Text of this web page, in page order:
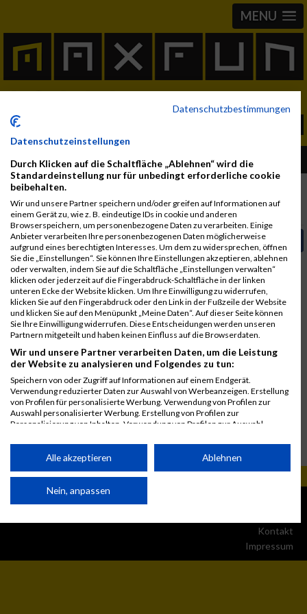
MENU
Album Welschlauf 1999
Fotos Video User Alben
Video auf Facebook teilen
In Kürze steht das Video zur Verfügung.
Kontakt
Impressum
Datenschutzbestimmungen
Datenschutzeinstellungen
Durch Klicken auf die Schaltfläche „Ablehnen“ wird die
Standardeinstellung nur für unbedingt erforderliche cookie
beibehalten.
Wir und unsere Partner speichern und/oder greifen auf Informationen auf
einem Gerät zu, wie z. B. eindeutige IDs in cookie und anderen
Browserspeichern, um personenbezogene Daten zu verarbeiten. Einige
Anbieter verarbeiten Ihre personenbezogenen Daten möglicherweise
aufgrund eines berechtigten Interesses. Um dem zu widersprechen, öffnen
Sie die „Einstellungen“. Sie können Ihre Einstellungen akzeptieren, ablehnen
oder verwalten, indem Sie auf die Schaltfläche „Einstellungen verwalten“
klicken oder jederzeit auf die Fingerabdruck-Schaltfläche in der linken
unteren Ecke der Website klicken. Um Ihre Einwilligung zu widerrufen,
klicken Sie auf den Fingerabdruck oder den Link in der Fußzeile der Website
und klicken Sie auf den Menüpunkt „Meine Daten“. Auf dieser Seite können
Sie Ihre Einwilligung widerrufen. Diese Entscheidungen werden unseren
Partnern mitgeteilt und haben keinen Einfluss auf die Browserdaten.
Wir und unsere Partner verarbeiten Daten, um die Leistung
der Website zu analysieren und Folgendes zu tun:
Speichern von oder Zugriff auf Informationen auf einem Endgerät.
Verwendung reduzierter Daten zur Auswahl von Werbeanzeigen. Erstellung
von Profilen für personalisierte Werbung. Verwendung von Profilen zur
Auswahl personalisierter Werbung. Erstellung von Profilen zur
Personalisierung von Inhalten. Verwendung von Profilen zur Auswahl
Performance von Inhalten. Analyse von Zielgruppen durch Statistiken oder
Kombinationen von Daten aus verschiedenen Quellen. Entwicklung und
von Inhalten.
Daten können außerhalb der Europäischen Union weitergegeben und in die
Alle akzeptieren Ablehnen
Nein, anpassen